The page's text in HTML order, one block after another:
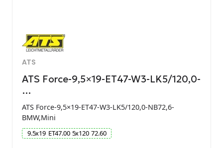
ATS
ATS Force-9,5×19-ET47-W3-LK5/120,0-
…
ATS Force-9,5×19-ET47-W3-LK5/120,0-NB72,6-
BMW,Mini
9.5x19 ET47.00 5x120 72.60